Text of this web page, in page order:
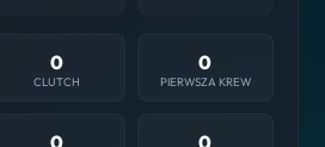
0
CLUTCH
0
PIERWSZA KREW
0 0